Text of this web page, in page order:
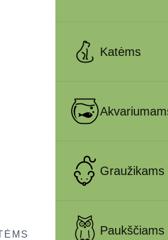
Katėms
Graužikams
Paukščiams